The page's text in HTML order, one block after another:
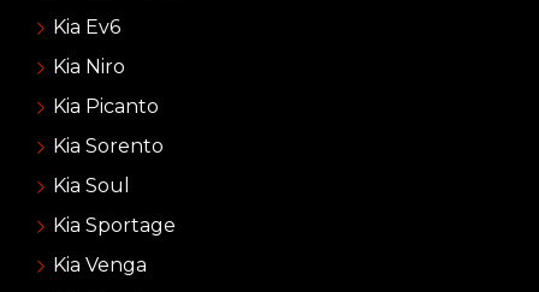
Kia Ev6
Kia Niro
Kia Picanto
Kia Sorento
Kia Soul
Kia Sportage
Kia Venga